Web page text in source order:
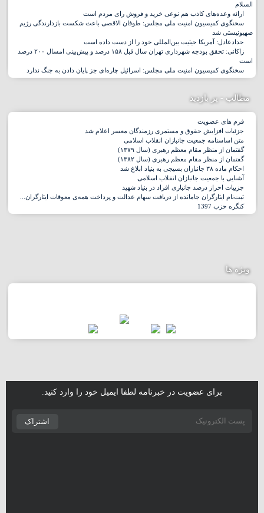
السلام
ارائه وعده‌های کاذب هم نوعی خرید و فروش رای مردم است
سخنگوی کمیسیون امنیت ملی مجلس: طوفان الاقصی باعث شکست بازدارندگی رژیم
صهیونیستی شد
حدادعادل: آمریکا حیثیت بین‌المللی خود را از دست داده است
زاکانی: تحقق بودجه شهرداری تهران سال قبل ۱۵۸ درصد و پیش‌بینی امسال ۲۰۰ درصد
است
سخنگوی کمیسیون امنیت ملی مجلس: اسرائیل چاره‌ای جز پایان دادن به جنگ ندارد
مطالب - پر بازدید
فرم های عضویت
جزئیات افزایش حقوق و مستمری رزمندگان معسر اعلام شد
متن اساسنامه جمعیت جانبازان انقلاب اسلامی
گفتمان از منظر مقام معظم رهبری (سال ۱۳۷۹)
گفتمان از منظر مقام معظم رهبری (سال ۱۳۸۲)
احکام ماده ۳۸ جانبازان بسیجی به بنیاد ابلاغ شد
آشنایی با جمعیت جانبازان انقلاب اسلامی
جزییات احراز درصد جانبازی افراد در بنیاد شهید
ثبت‌نام ایثارگران جامانده از دریافت سهام عدالت و پرداخت همه‌ی معوقات ایثارگران...
کنگره حزب 1397
ویژه ها
برای عضویت در خبرنامه لطفا ایمیل خود را وارد کنید.
اشتراک